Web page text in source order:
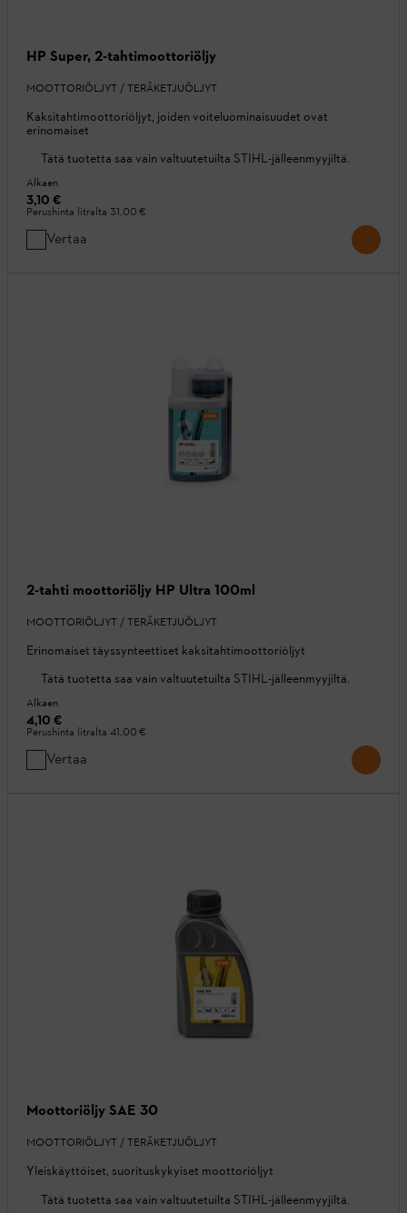
HP Super, 2-tahtimoottoriöljy
MOOTTORIÖLJYT / TERÄKETJUÖLJYT
Kaksitahtimoottoriöljyt, joiden voiteluominaisuudet ovat
erinomaiset
Tätä tuotetta saa vain valtuutetuilta STIHL-jälleenmyyjiltä.
Alkaen
3,10 €
Perushinta litralta 31,00 €
Vertaa
2-tahti moottoriöljy HP Ultra 100ml
MOOTTORIÖLJYT / TERÄKETJUÖLJYT
Erinomaiset täyssynteettiset kaksitahtimoottoriöljyt
Tätä tuotetta saa vain valtuutetuilta STIHL-jälleenmyyjiltä.
Alkaen
4,10 €
Perushinta litralta 41,00 €
Vertaa
Moottoriöljy SAE 30
MOOTTORIÖLJYT / TERÄKETJUÖLJYT
Yleiskäyttöiset, suorituskykyiset moottoriöljyt
Tätä tuotetta saa vain valtuutetuilta STIHL-jälleenmyyjiltä.